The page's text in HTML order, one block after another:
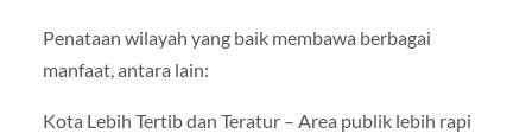
Penataan wilayah yang baik membawa berbagai
manfaat, antara lain:
Kota Lebih Tertib dan Teratur – Area publik lebih rapi